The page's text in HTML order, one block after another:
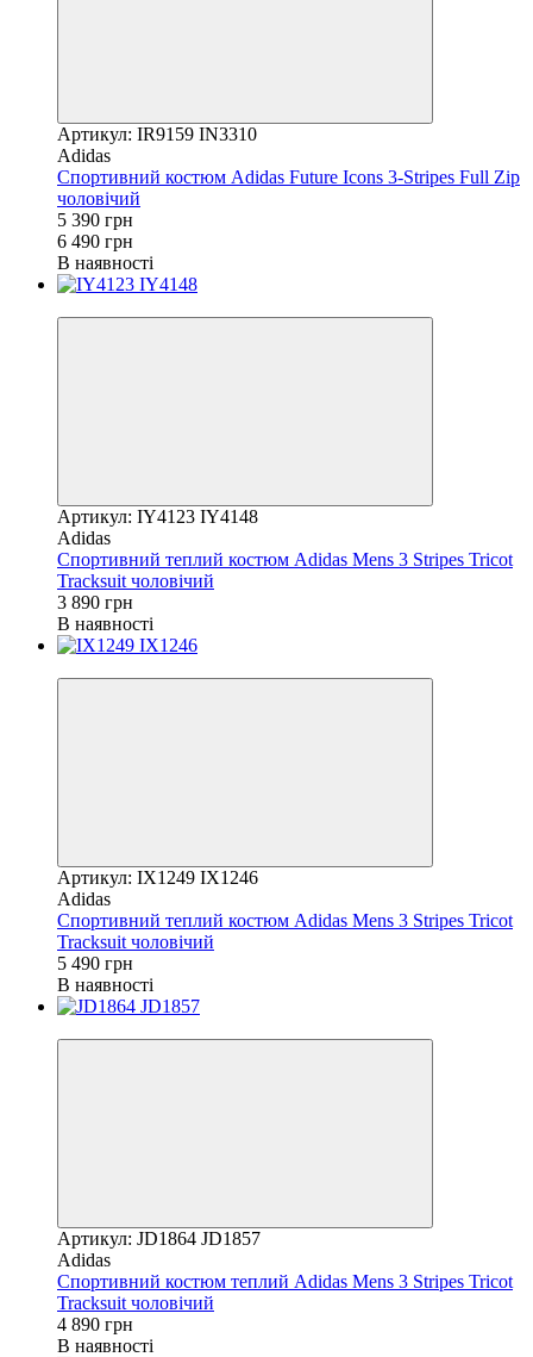
Артикул: IR9159 IN3310
Adidas
Спортивний костюм Adidas Future Icons 3-Stripes Full Zip
чоловічий
5 390 грн
6 490 грн
В наявності
Артикул: IY4123 IY4148
Adidas
Спортивний теплий костюм Adidas Mens 3 Stripes Tricot
Tracksuit чоловічий
3 890 грн
В наявності
Артикул: IX1249 IX1246
Adidas
Спортивний теплий костюм Adidas Mens 3 Stripes Tricot
Tracksuit чоловічий
5 490 грн
В наявності
Артикул: JD1864 JD1857
Adidas
Спортивний костюм теплий Adidas Mens 3 Stripes Tricot
Tracksuit чоловічий
4 890 грн
В наявності